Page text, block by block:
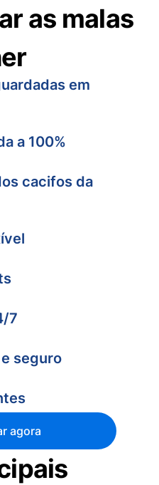
as malas
em
a 100%
cacifos da
7
seguro
agora